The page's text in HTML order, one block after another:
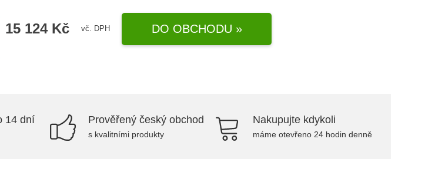
15 124 Kč vč. DPH DO OBCHODU »
14 dní Prověřený český obchod
s kvalitními produkty
Nakupujte kdykoli
máme otevřeno 24 hodin denně